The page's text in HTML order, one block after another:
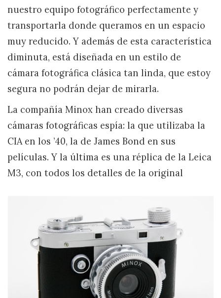
nuestro equipo fotográfico perfectamente y
transportarla donde queramos en un espacio
muy reducido. Y además de esta característica
diminuta, está diseñada en un estilo de
cámara fotográfica clásica tan linda, que estoy
segura no podrán dejar de mirarla.
La compañía Minox han creado diversas
cámaras fotográficas espía: la que utilizaba la
CIA en los ’40, la de James Bond en sus
películas. Y la última es una réplica de la Leica
M3, con todos los detalles de la original